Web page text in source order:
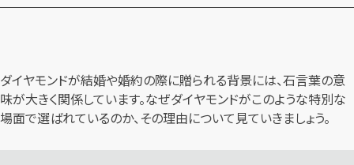
ダイヤモンドが結婚や婚約の際に贈られる背景には、石言葉の意
味が大きく関係しています。なぜダイヤモンドがこのような特別な
場面で選ばれているのか、その理由について見ていきましょう。